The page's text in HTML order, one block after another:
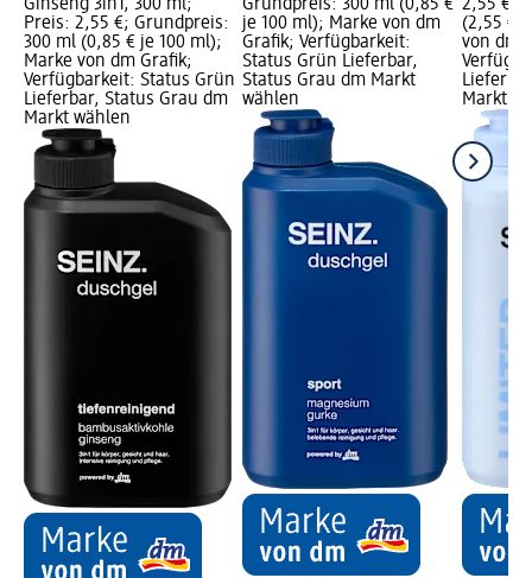
Ginseng 3in1, 300 ml;
Preis: 2,55 €; Grundpreis:
300 ml (0,85 € je 100 ml);
Marke von dm Grafik;
Verfügbarkeit: Status Grün
Lieferbar, Status Grau dm
Markt wählen
Grundpreis: 300 ml (0,85 €
je 100 ml); Marke von dm
Grafik; Verfügbarkeit:
Status Grün Lieferbar,
Status Grau dm Markt
wählen
2,55 €;
(2,55 €
von dm
Markt